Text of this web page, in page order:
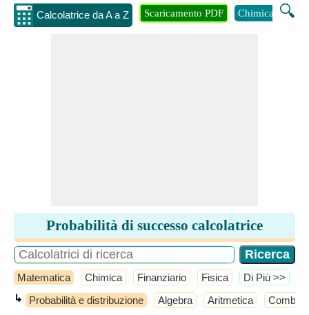
Calcolatrice da A a Z 🔍
Scaricamento PDF Chimica
Probabilità di successo calcolatrice
Matematica Chimica Finanziario Fisica ​Di Più >>
↳ Probabilità e distribuzione Algebra Aritmetica